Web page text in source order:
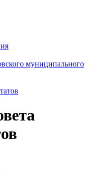
муниципального